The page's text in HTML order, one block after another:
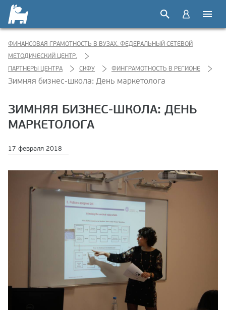
ФИНАНСОВАЯ ГРАМОТНОСТЬ В ВУЗАХ. ФЕДЕРАЛЬНЫЙ СЕТЕВОЙ
МЕТОДИЧЕСКИЙ ЦЕНТР.
ПАРТНЕРЫ ЦЕНТРА
СКФУ ФИНГРАМОТНОСТЬ В РЕГИОНЕ
Зимняя бизнес-школа: День маркетолога
ЗИМНЯЯ БИЗНЕС-ШКОЛА: ДЕНЬ
МАРКЕТОЛОГА
17 февраля 2018